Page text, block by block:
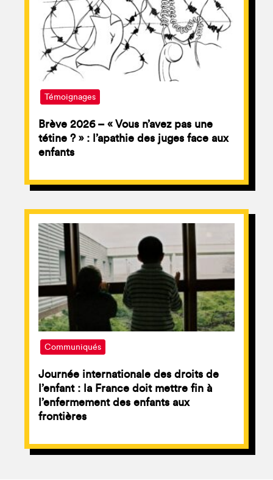
Témoignages
Brève 2026 – « Vous n’avez pas une
tétine ? » : l’apathie des juges face aux
enfants
Communiqués
Journée internationale des droits de
l’enfant : la France doit mettre fin à
l’enfermement des enfants aux
frontières